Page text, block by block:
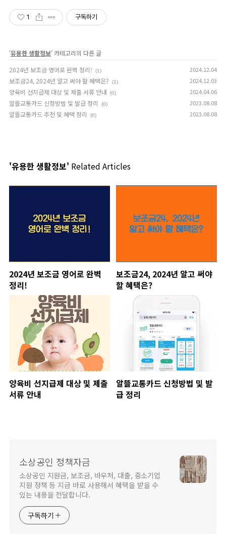
1 구독하기
'유용한 생활정보' 카테고리의 다른 글
2024년 보조금 영어로 완벽 정리!
(1) 2024.12.04
보조금24, 2024년 알고 써야 할 혜택은? (1) 2024.12.03
양육비 선지급제 대상 및 제출 서류 안내 (0) 2024.04.06
알뜰교통카드 신청방법 및 발급 정리 (0) 2023.08.08
알뜰교통카드 추천 및 혜택 정리 (0) 2023.08.08
'유용한 생활정보' Related Articles
2024년 보조금 영어로 완벽
정리!
보조금24, 2024년 알고 써야
할 혜택은?
양육비 선지급제 대상 및 제출
서류 안내
알뜰교통카드 신청방법 및 발
급 정리
소상공인 정책자금
소상공인 지원금, 보조금, 바우처, 대출, 중소기업
지원 정책 등 지금 바로 사용해서 혜택을 받을 수
있는 내용을 전달합니다.
구독하기